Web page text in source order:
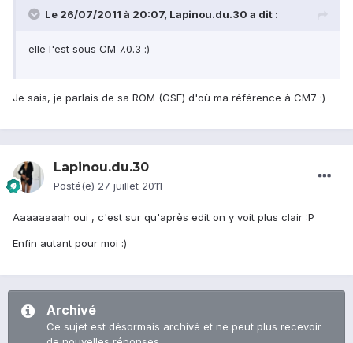
Le 26/07/2011 à 20:07, Lapinou.du.30 a dit :
elle l'est sous CM 7.0.3 :)
Je sais, je parlais de sa ROM (GSF) d'où ma référence à CM7 :)
Lapinou.du.30
Posté(e) 27 juillet 2011
Aaaaaaaah oui , c'est sur qu'après edit on y voit plus clair :P
Enfin autant pour moi :)
Archivé
Ce sujet est désormais archivé et ne peut plus recevoir